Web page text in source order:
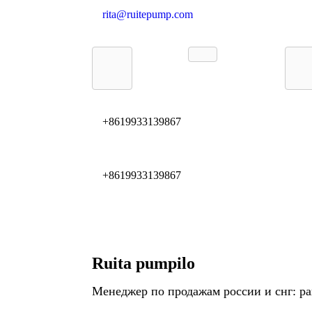
rita@ruitepump.com
+8619933139867
+8619933139867
Ruita pumpilo
Менеджер по продажам россии и снг: